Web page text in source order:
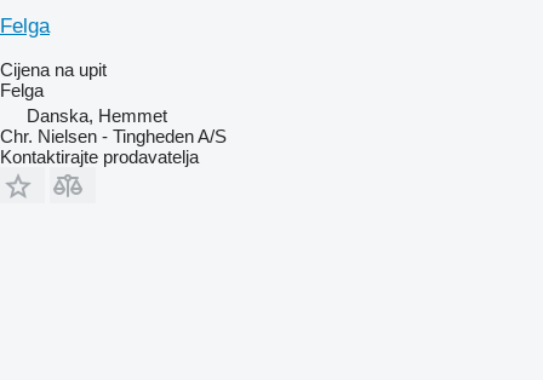
Felga
Cijena na upit
Felga
Danska, Hemmet
Chr. Nielsen - Tingheden A/S
Kontaktirajte prodavatelja